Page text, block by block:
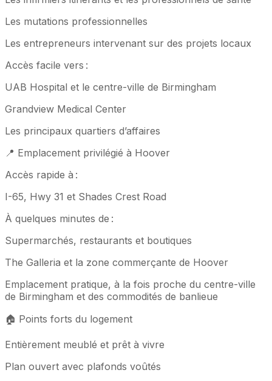
Les mutations professionnelles
Les entrepreneurs intervenant sur des projets locaux
Accès facile vers :
UAB Hospital et le centre-ville de Birmingham
Grandview Medical Center
Les principaux quartiers d’affaires
📍 Emplacement privilégié à Hoover
Accès rapide à :
I-65, Hwy 31 et Shades Crest Road
À quelques minutes de :
Supermarchés, restaurants et boutiques
The Galleria et la zone commerçante de Hoover
Emplacement pratique, à la fois proche du centre-ville
de Birmingham et des commodités de banlieue
🏠 Points forts du logement
Entièrement meublé et prêt à vivre
Plan ouvert avec plafonds voûtés